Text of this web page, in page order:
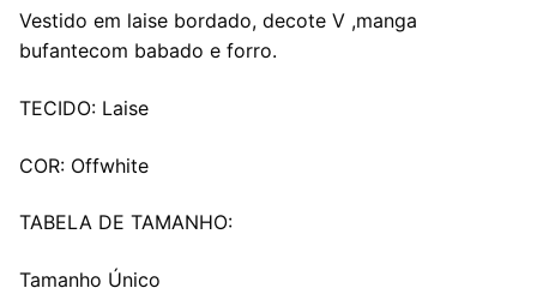
baseado em
avaliação de
cliente
Vestido em laise bordado, decote V ,manga
bufantecom babado e forro.
TECIDO: Laise
COR: Offwhite
TABELA DE TAMANHO:
Tamanho Único